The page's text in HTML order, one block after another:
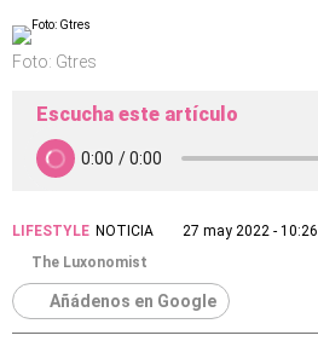
Foto: Gtres
Escucha este artículo
LIFESTYLE NOTICIA
27 may 2022 - 10:26
The Luxonomist
Añádenos en Google